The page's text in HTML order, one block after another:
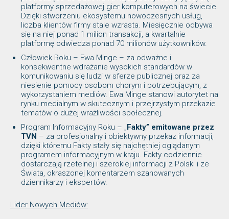
platformy sprzedażowej gier komputerowych na świecie.
Dzięki stworzeniu ekosystemu nowoczesnych usług,
liczba klientów firmy stale wzrasta. Miesięcznie odbywa
się na niej ponad 1 milion transakcji, a kwartalnie
platformę odwiedza ponad 70 milionów użytkowników.
Człowiek Roku – Ewa Minge – za odważne i
konsekwentne wdrażanie wysokich standardów w
komunikowaniu się ludzi w sferze publicznej oraz za
niesienie pomocy osobom chorym i potrzebującym, z
wykorzystaniem mediów. Ewa Minge stanowi autorytet na
rynku medialnym w skutecznym i przejrzystym przekazie
tematów o dużej wrażliwości społecznej.
Program Informacyjny Roku – „Fakty” emitowane przez
TVN – za profesjonalny i obiektywny przekaz informacji,
dzięki któremu Fakty stały się najchętniej oglądanym
programem informacyjnym w kraju. Fakty codziennie
dostarczają rzetelnej i szerokiej informacji z Polski i ze
Świata, okraszonej komentarzem szanowanych
dziennikarzy i ekspertów.
Lider Nowych Mediów: